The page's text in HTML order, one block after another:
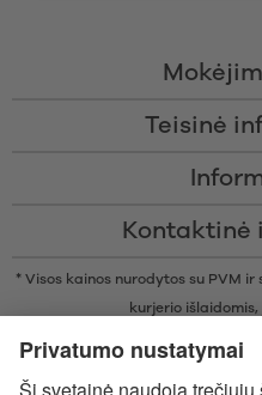
Teisinė
Kontaktinė
* Visos kainos nurodytos su PVM
kurjerio
* Žodinis prekių ženklas
SIG, Inc.“ prekių ženklai ir bet